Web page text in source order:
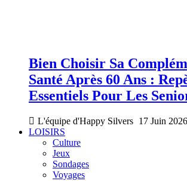
Bien Choisir Sa
Santé Après 60 Ans :
Essentiels Pour Les
L'équipe d'Happy Silvers 17 Juin 2026
LOISIRS
Culture
Jeux
Sondages
Voyages